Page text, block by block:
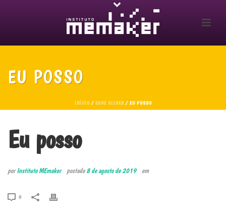
EU POSSO
INÍCIO/ EDGE SLIDER/ EU POSSO
Eu posso
porInstituto MEmaker postado8 de agosto de 2019 em
0